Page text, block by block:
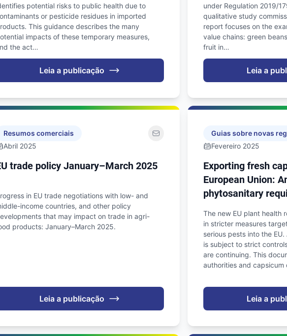
potential risks to public health due to
or pesticide residues in imported
This guidance describes the many
impacts of these temporary measures,
the act…
Leia a publicação
under Regulation 2019/
qualitative study
report focuses on the
value chains: green
fruit in…
Leia a
Resumos comerciais
Abril 2025
trade policy January–March 2025
in EU trade negotiations with low- and
income countries, and other policy
that may impact on trade in agri-
products: January–March 2025.
Leia a publicação
Guias sobre novas
Fevereiro 2025
Exporting fresh
European Union:
phytosanitary
The new EU plant health
in stricter measures
serious pests into the
is subject to strict
are continuing. This
authorities and
Leia a